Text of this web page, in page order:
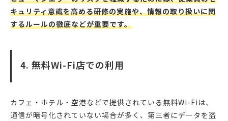
キュリティ意識を高める研修の実施や、情報の取り扱いに関
するルールの徹底などが重要です。
4. 無料Wi-Fi店での利用
カフェ・ホテル・空港などで提供されている無料Wi-Fiは、
通信が暗号化されていない場合が多く、第三者にデータを盗